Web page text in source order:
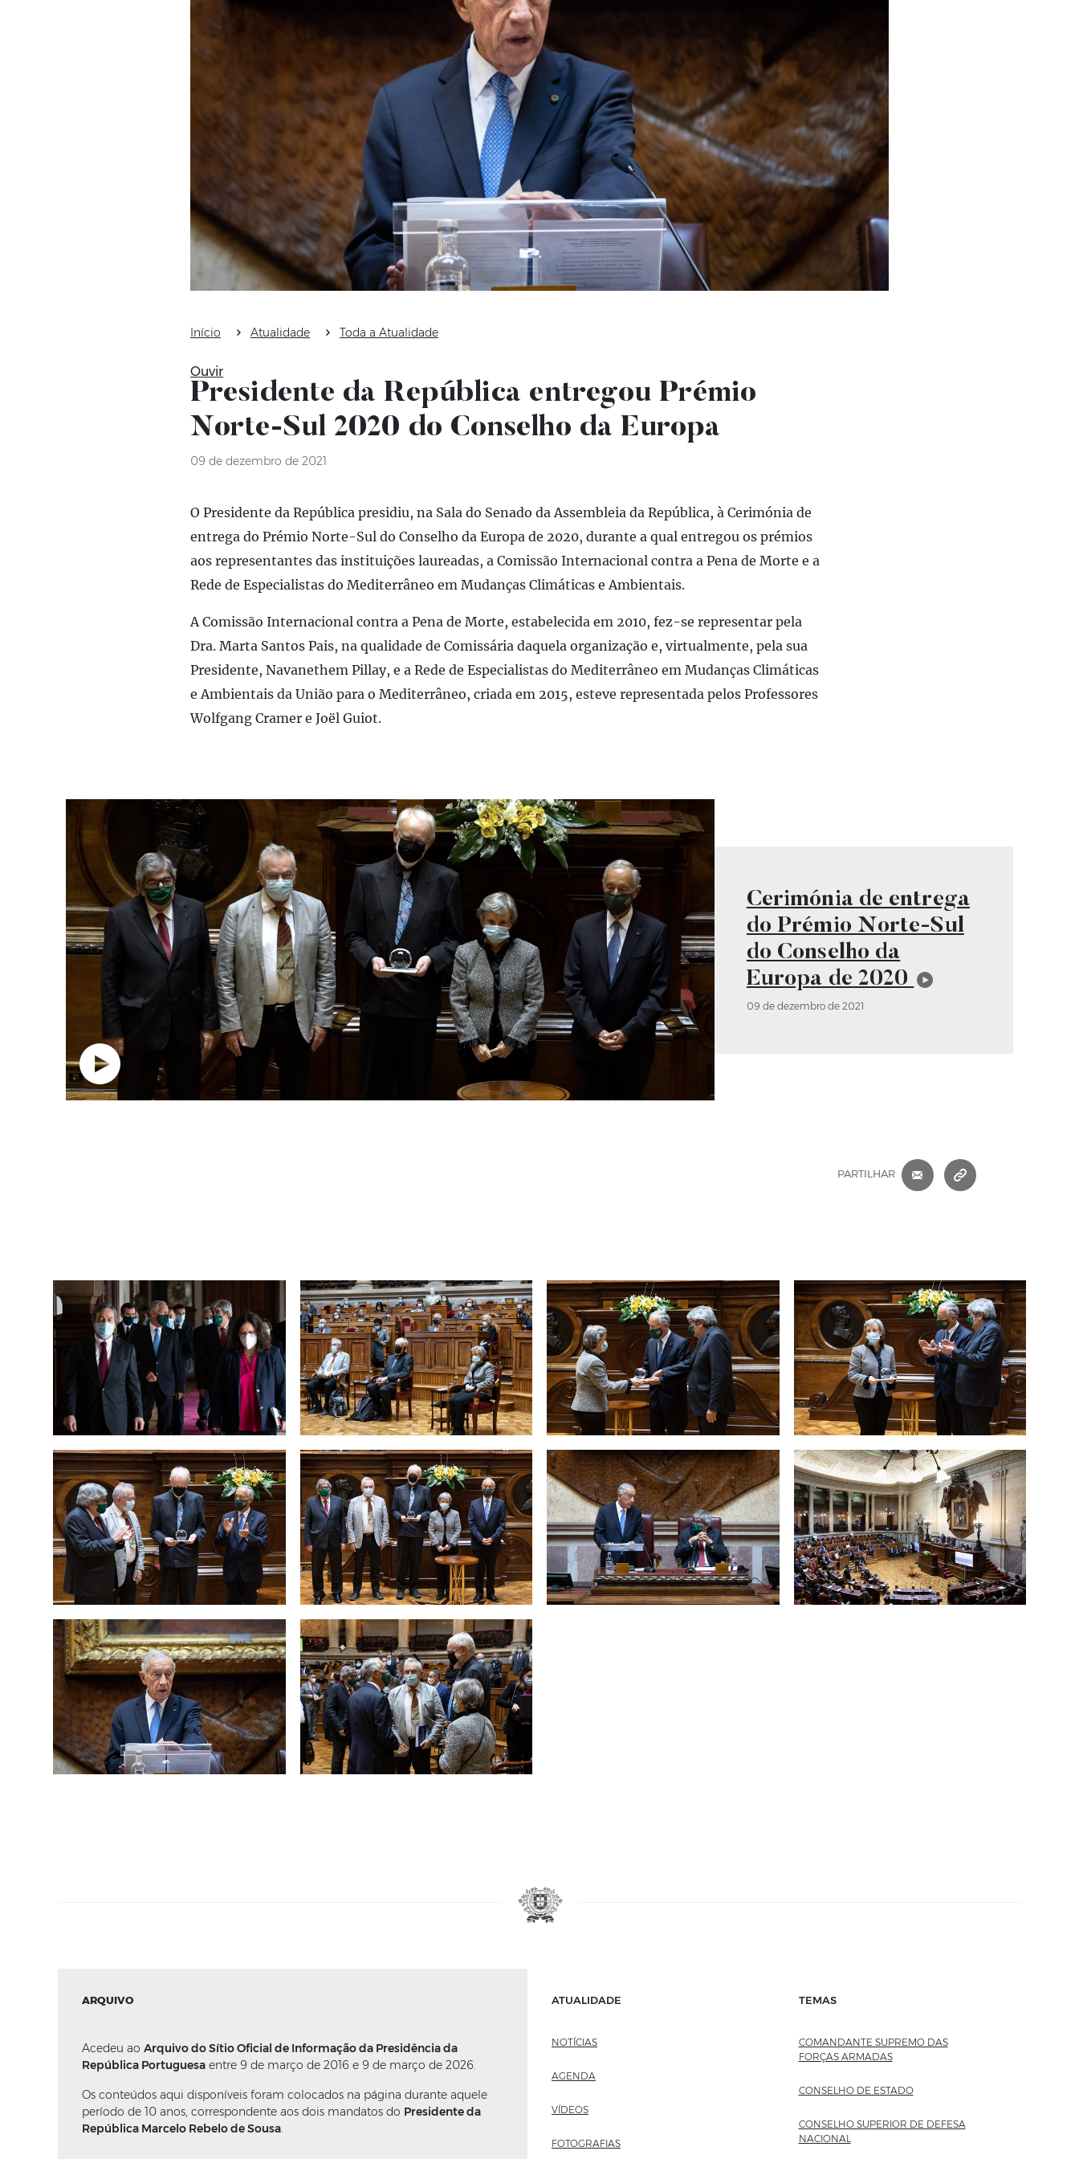
Início Atualidade Toda a Atualidade
Ouvir
Presidente da República entregou Prémio
Norte-Sul 2020 do Conselho da Europa
09 de dezembro de 2021
O Presidente da República presidiu, na Sala do Senado da Assembleia da República, à Cerimónia de
entrega do Prémio Norte-Sul do Conselho da Europa de 2020, durante a qual entregou os prémios
aos representantes das instituições laureadas, a Comissão Internacional contra a Pena de Morte e a
Rede de Especialistas do Mediterrâneo em Mudanças Climáticas e Ambientais.
A Comissão Internacional contra a Pena de Morte, estabelecida em 2010, fez-se representar pela
Dra. Marta Santos Pais, na qualidade de Comissária daquela organização e, virtualmente, pela sua
Presidente, Navanethem Pillay, e a Rede de Especialistas do Mediterrâneo em Mudanças Climáticas
e Ambientais da União para o Mediterrâneo, criada em 2015, esteve representada pelos Professores
Wolfgang Cramer e Joël Guiot.
Vídeo
Cerimónia de entrega
do Prémio Norte-Sul
do Conselho da
Europa de 2020
09 de dezembro de 2021
PARTILHAR
CORREIO ELETRÓNICO
ARQUIVO
Acedeu ao Arquivo do Sítio Oficial de Informação da Presidência da
República Portuguesa entre 9 de março de 2016 e 9 de março de 2026.
Os conteúdos aqui disponíveis foram colocados na página durante aquele
período de 10 anos, correspondente aos dois mandatos do Presidente da
República Marcelo Rebelo de Sousa.
ATUALIDADE
NOTÍCIAS
AGENDA
VÍDEOS
FOTOGRAFIAS
TEMAS
COMANDANTE SUPREMO DAS
FORÇAS ARMADAS
CONSELHO DE ESTADO
CONSELHO SUPERIOR DE DEFESA
NACIONAL